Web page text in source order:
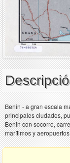
Benin - a gran escala
principales ciudades,
Benin con socorro,
marítimos y